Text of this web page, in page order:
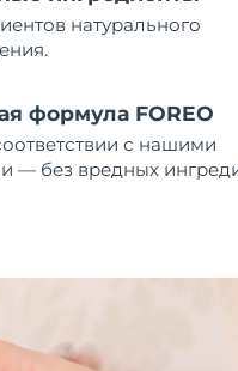
натурального
формула FOREO
с нашими
— без вредных
Ожидаемая дата
Ожидаемая дата
Ожидаемая дата